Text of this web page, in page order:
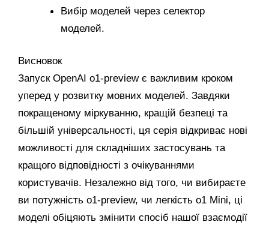
Вибір моделей через селектор
моделей.
Висновок
Запуск OpenAI o1-preview є важливим кроком
уперед у розвитку мовних моделей. Завдяки
покращеному міркуванню, кращій безпеці та
більшій універсальності, ця серія відкриває нові
можливості для складніших застосувань та
кращого відповідності з очікуваннями
користувачів. Незалежно від того, чи вибираєте
ви потужність o1-preview, чи легкість o1 Mini, ці
моделі обіцяють змінити спосіб нашої взаємодії